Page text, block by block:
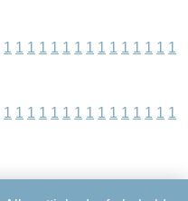
1 1 1 1 1 1 1 1 1 1 1 1 1 1 1
1 1 1 1 1 1 1 1 1 1 1 1 1 1 1